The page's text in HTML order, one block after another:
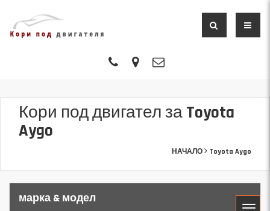
Кори под двигател за Toyota
Aygo
НАЧАЛО Toyota Aygo
марка & модел